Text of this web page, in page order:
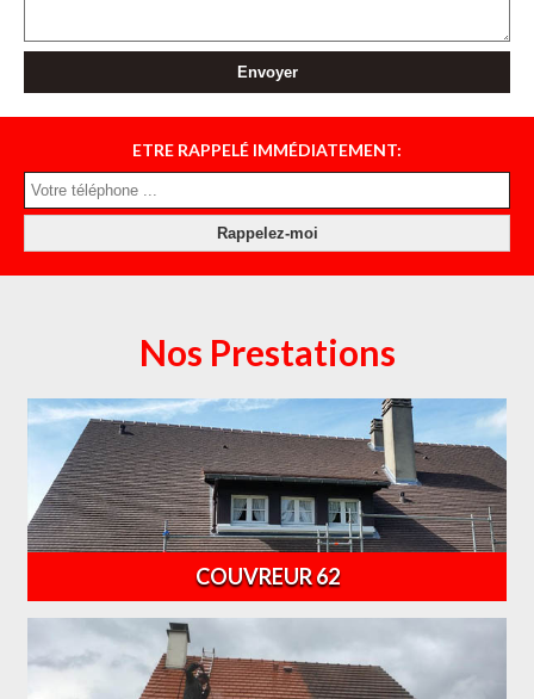
ETRE RAPPELÉ IMMÉDIATEMENT:
Nos Prestations
COUVREUR 62